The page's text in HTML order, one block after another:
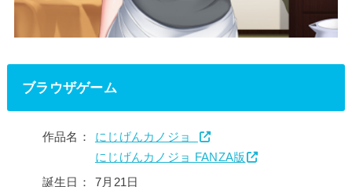
ブラウザゲーム
作品名：
にじげんカノジョ
にじげんカノジョ FANZA版
誕生日：
7月21日